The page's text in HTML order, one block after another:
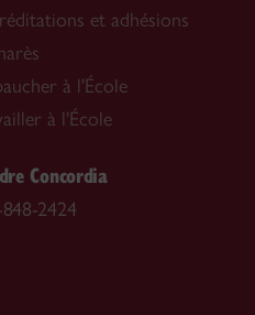
et adhésions
à l'École
à l'École
Concordia
2424